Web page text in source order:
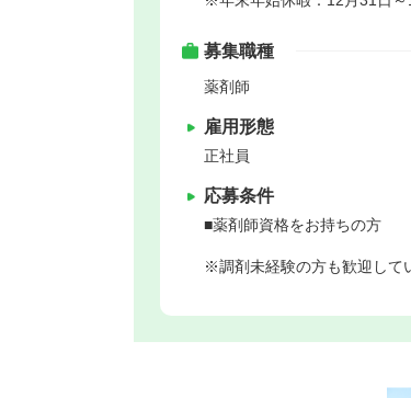
募集職種
薬剤師
雇用形態
正社員
応募条件
■薬剤師資格をお持ちの方
※調剤未経験の方も歓迎して